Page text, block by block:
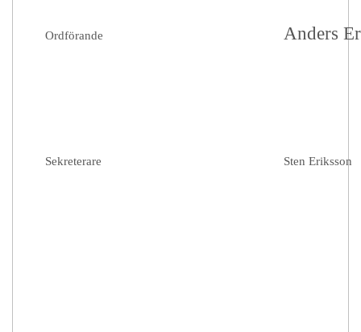
Ordförande Anders
Sekreterare Sten Eriksson